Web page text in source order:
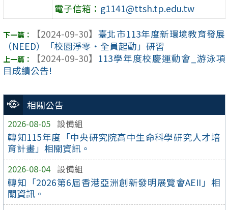
相關公告
2026-08-05 設備組
轉知115年度「中央研究院高中生命科學研究人才培
育計畫」相關資訊。
2026-08-04 設備組
轉知「2026第6屆香港亞洲創新發明展覽會AEII」相
關資訊。
電子信箱： g1141@ttsh.tp.edu.tw
【2024-09-30】 臺北市113年度新環境教育發展
（NEED）「校園淨零・全員起動」研習
【2024-09-30】 113學年度校慶運動會_游泳項
目成績公告!